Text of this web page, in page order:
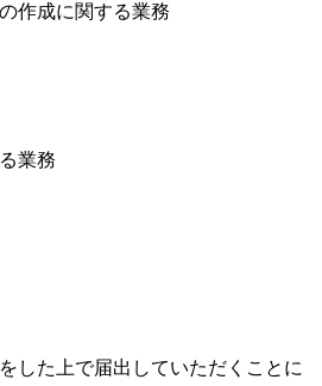
作成に関する業務
業務
した上で届出していただくことに